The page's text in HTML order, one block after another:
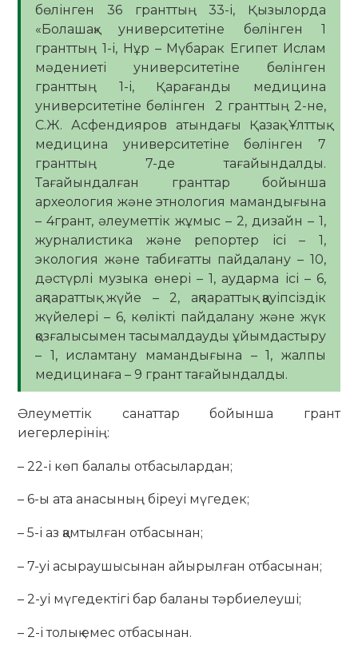
бөлінген 36 гранттың 33-і, Қызылорда
«Болашақ» университетіне бөлінген 1
гранттың 1-і, Нұр – Мүбарак Египет Ислам
мәдениеті университетіне бөлінген
гранттың 1-і, Қарағанды медицина
университетіне бөлінген 2 гранттың 2-не,
С.Ж. Асфендияров атындағы Қазақ Ұлттық
медицина университетіне бөлінген 7
гранттың 7-де тағайындалды.
Тағайындалған гранттар бойынша
археология және этнология мамандығына
– 4грант, әлеуметтік жұмыс – 2, дизайн – 1,
журналистика және репортер ісі – 1,
экология және табиғатты пайдалану – 10,
дәстүрлі музыка өнері – 1, аударма ісі – 6,
ақпараттық жүйе – 2, ақпараттық қауіпсіздік
жүйелері – 6, көлікті пайдалану және жүк
қозғалысымен тасымалдауды ұйымдастыру
– 1, исламтану мамандығына – 1, жалпы
медицинаға – 9 грант тағайындалды.
Әлеуметтік санаттар бойынша грант
иегерлерінің:
– 22-і көп балалы отбасылардан;
– 6-ы ата анасының біреуі мүгедек;
– 5-і аз қамтылған отбасынан;
– 7-уі асыраушысынан айырылған отбасынан;
– 2-уі мүгедектігі бар баланы тәрбиелеуші;
– 2-і толық емес отбасынан.